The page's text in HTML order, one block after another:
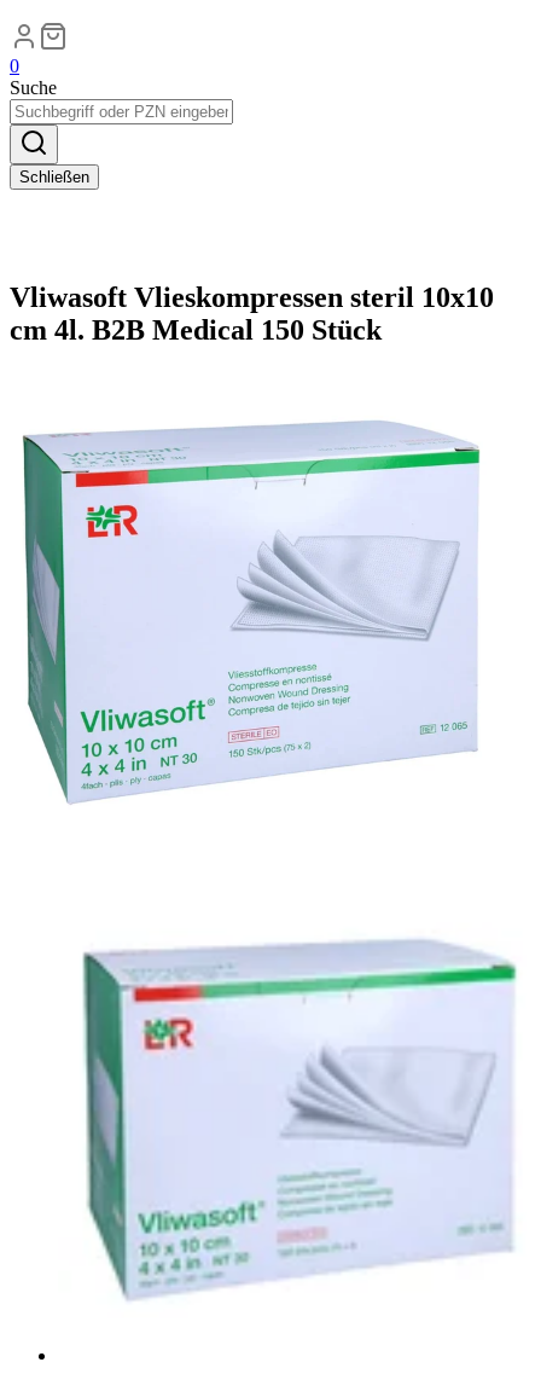
0
Suche
Schließen
Vliwasoft Vlieskompressen steril 10x10
cm 4l. B2B Medical 150 Stück